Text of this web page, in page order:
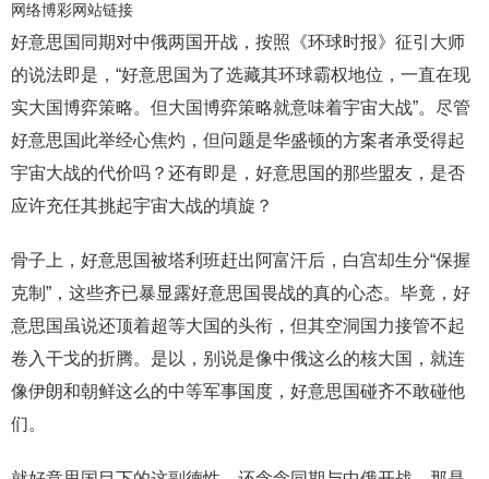
网络博彩网站链接
好意思国同期对中俄两国开战，按照《环球时报》征引大师
的说法即是，“好意思国为了选藏其环球霸权地位，一直在现
实大国博弈策略。但大国博弈策略就意味着宇宙大战”。尽管
好意思国此举经心焦灼，但问题是华盛顿的方案者承受得起
宇宙大战的代价吗？还有即是，好意思国的那些盟友，是否
应许充任其挑起宇宙大战的填旋？
骨子上，好意思国被塔利班赶出阿富汗后，白宫却生分“保握
克制”，这些齐已暴显露好意思国畏战的真的心态。毕竟，好
意思国虽说还顶着超等大国的头衔，但其空洞国力接管不起
卷入干戈的折腾。是以，别说是像中俄这么的核大国，就连
像伊朗和朝鲜这么的中等军事国度，好意思国碰齐不敢碰他
们。